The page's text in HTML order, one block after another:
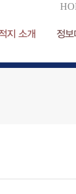
지 소개 정보